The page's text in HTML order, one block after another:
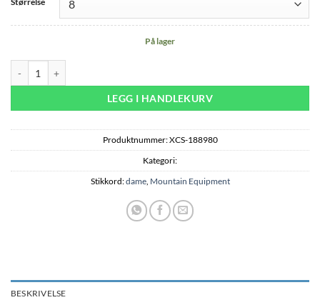
På lager
LEGG I HANDLEKURV
Produktnummer:XCS-188980
Kategori:
Stikkord:dame, Mountain Equipment
BESKRIVELSE